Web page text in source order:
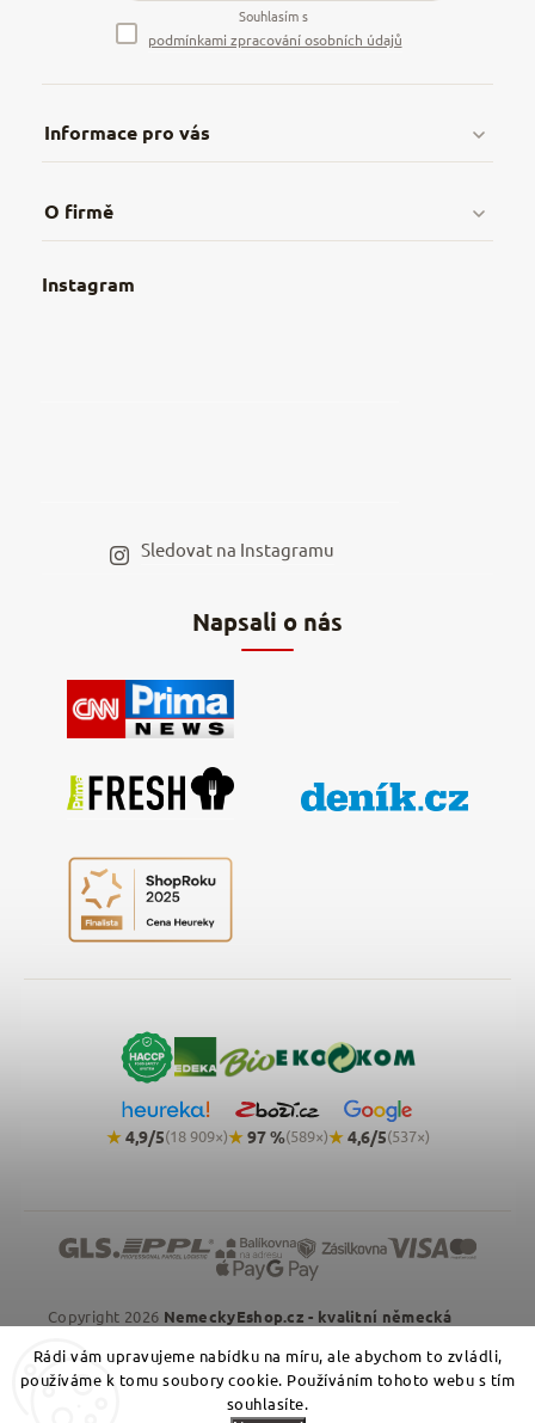
Rádi vám upravujeme nabídku na míru, ale abychom to zvládli,
používáme k tomu soubory cookie. Používáním tohoto webu s tím
souhlasíte.
Informace pro vás
Obchodní podmínky
Nejčastější dotazy
Staňte se naším výdejním místem
Souhlasím s
podmínkami zpracování osobních údajů
Napsali o nás
Instagram
Sledovat na Instagramu
O firmě
Hodnocení obchodu
★4,9/5(18 909×)★97 %(589×)★4,6/5(537×)
Copyright 2026 NemeckyEshop.cz - kvalitní německá
vyhrazena.
Zásady zpracování osobních údajůObchodní podmínky